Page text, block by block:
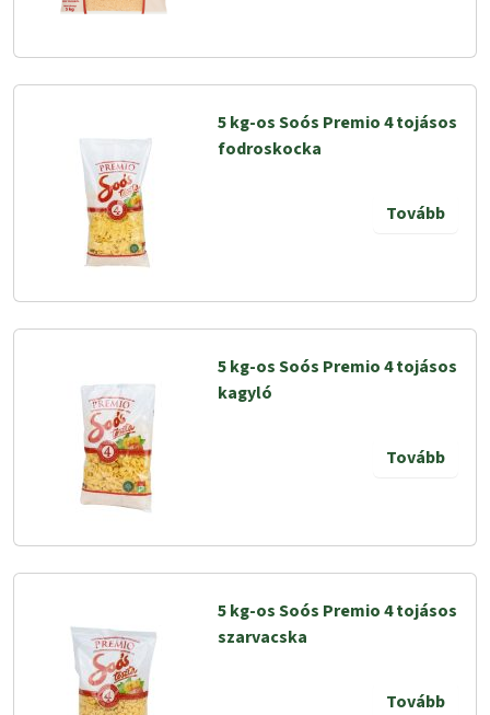
5 kg-os Soós Premio 4 tojásos
fodroskocka
Tovább
5 kg-os Soós Premio 4 tojásos
kagyló
Tovább
5 kg-os Soós Premio 4 tojásos
szarvacska
Tovább